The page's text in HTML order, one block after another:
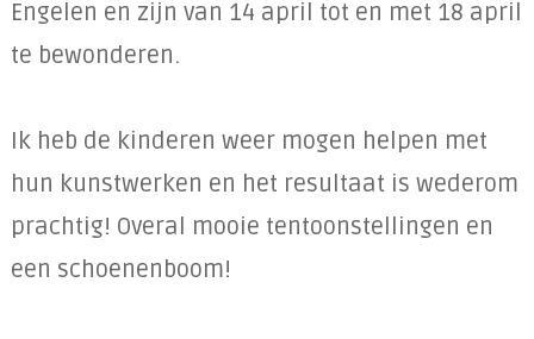
Engelen en zijn van 14 april tot en met 18 april
te bewonderen.
Ik heb de kinderen weer mogen helpen met
hun kunstwerken en het resultaat is wederom
prachtig! Overal mooie tentoonstellingen en
een schoenenboom!